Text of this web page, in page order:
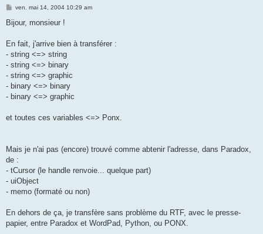
M
s
s
g
ven. mai 14, 2004 10:29 am
Bijour, monsieur !
En fait, j'arrive bien à transférer :
- string <=> string
- string <=> binary
- string <=> graphic
- binary <=> binary
- binary <=> graphic
et toutes ces variables <=> Ponx.
Mais je n'ai pas (encore) trouvé comme abtenir l'adresse, dans Paradox,
de :
- tCursor (le handle renvoie... quelque part)
- uiObject
- memo (formaté ou non)
En dehors de ça, je transfère sans problème du RTF, avec le presse-
papier, entre Paradox et WordPad, Python, ou PONX.